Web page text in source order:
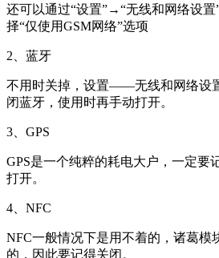
还可以通过“设置”→“无线和网络设
择“仅使用GSM网络”选项
2、蓝牙
不用时关掉，设置——无线和网络设
闭蓝牙，使用时再手动打开。
3、GPS
GPS是一个纯粹的耗电大户，一定要
打开。
4、NFC
NFC一般情况下是用不着的，诸葛模
的，因此要记得关闭。